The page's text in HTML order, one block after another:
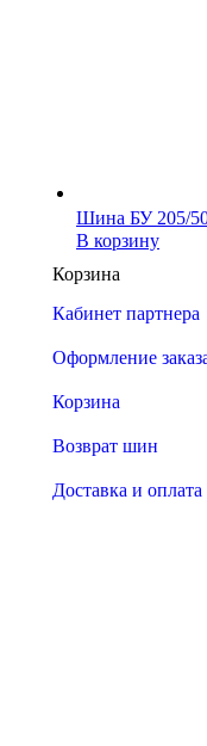
Шина БУ 205/
В корзину
Корзина
Кабинет партнера
Оформление
Корзина
Возврат шин
Доставка и оплата